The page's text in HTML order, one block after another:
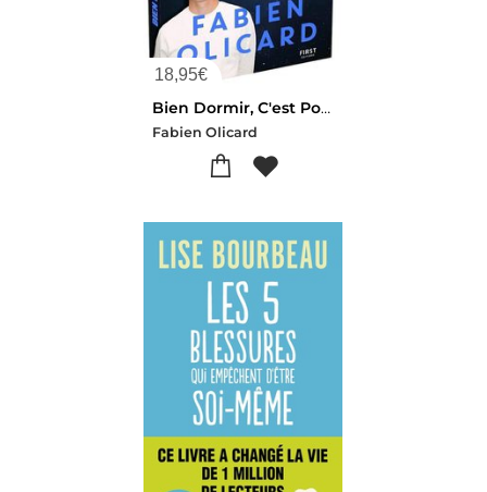
18,95€
Bien Dormir, C'est Possible, Meme Pour Vous !
Fabien Olicard